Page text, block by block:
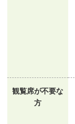
観覧席が不要な
方